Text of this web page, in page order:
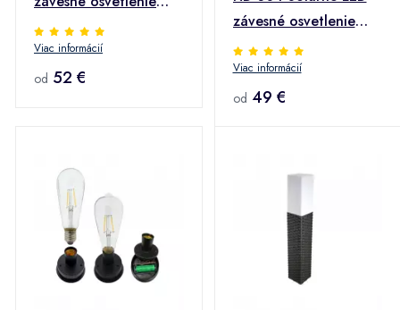
LORET
Viac informácií
od 52 €
závesné osvetlenie
LOUISA
Viac informácií
od 49 €